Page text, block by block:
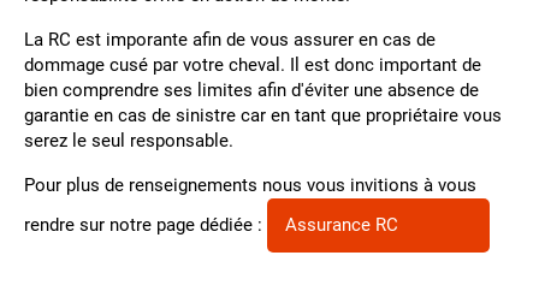
La RC est imporante afin de vous assurer en cas de
dommage cusé par votre cheval. Il est donc important de
bien comprendre ses limites afin d'éviter une absence de
garantie en cas de sinistre car en tant que propriétaire vous
serez le seul responsable.
Pour plus de renseignements nous vous invitions à vous
rendre sur notre page dédiée :
Assurance RC